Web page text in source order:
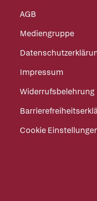
AGB
Mediengruppe
Impressum
Widerrufsbelehrung
Cookie